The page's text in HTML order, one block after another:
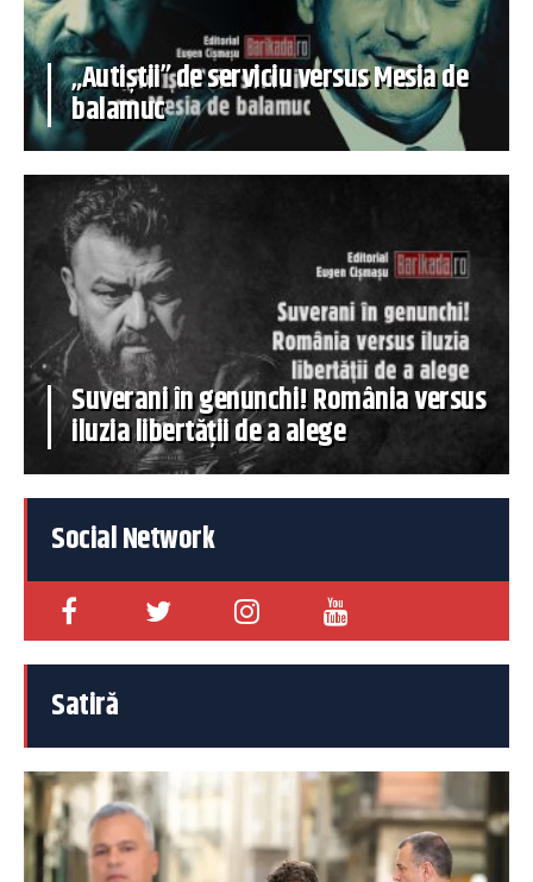
„Autiștii” de serviciu versus Mesia de
balamuc
Suverani în genunchi! România versus
iluzia libertății de a alege
Social Network
Satiră